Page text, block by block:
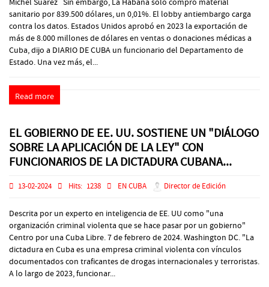
sanitario por 839.500 dólares, un 0,01%. El lobby antiembargo carga
contra los datos. Estados Unidos aprobó en 2023 la exportación de
más de 8.000 millones de dólares en ventas o donaciones médicas a
Cuba, dijo a DIARIO DE CUBA un funcionario del Departamento de
Estado. Una vez más, el...
Read more
EL GOBIERNO DE EE. UU. SOSTIENE UN "DIÁLOGO
SOBRE LA APLICACIÓN DE LA LEY" CON
FUNCIONARIOS DE LA DICTADURA CUBANA...
13-02-2024 Hits: 1238 EN CUBA Director de Edición
Descrita por un experto en inteligencia de EE. UU como "una
organización criminal violenta que se hace pasar por un gobierno"
Centro por una Cuba Libre. 7 de febrero de 2024. Washington DC. "La
dictadura en Cuba es una empresa criminal violenta con vínculos
documentados con traficantes de drogas internacionales y terroristas.
A lo largo de 2023, funcionar...